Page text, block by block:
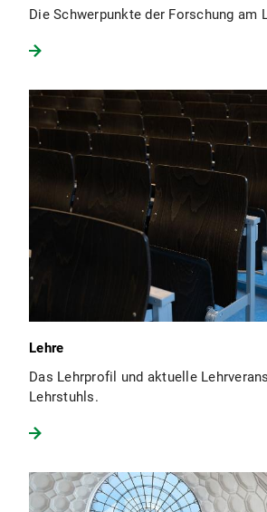
Die Schwerpunkte der Forschung am
Lehre
Das Lehrprofil und aktuelle
Lehrstuhls.